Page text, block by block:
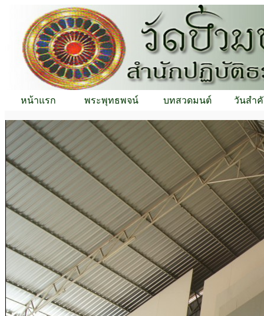
หน้าแรก พระพุทธพจน์ บทสวดมนต์ วันสำ